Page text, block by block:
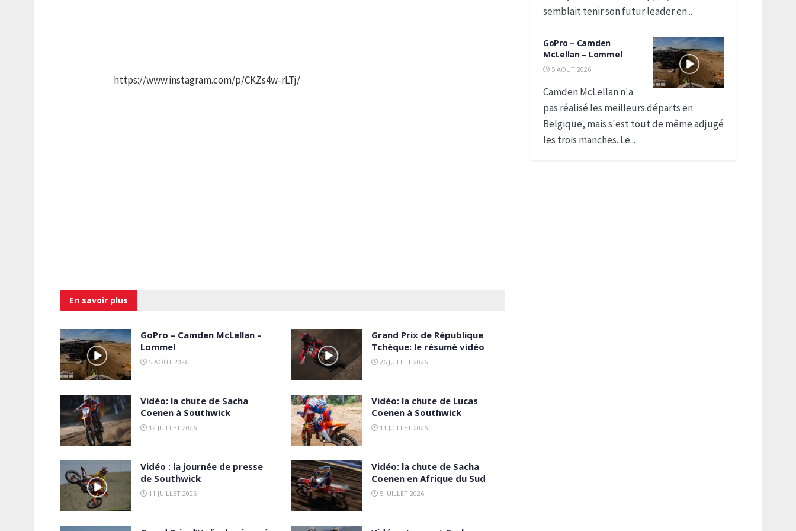
https://www.instagram.com/p/CKZs4w-rLTj/
En savoir plus
GoPro – Camden McLellan –
Lommel
5 AOÛT 2026
Grand Prix de République
Tchèque: le résumé vidéo
26 JUILLET 2026
Vidéo: la chute de Sacha
Coenen à Southwick
12 JUILLET 2026
Vidéo: la chute de Lucas
Coenen à Southwick
11 JUILLET 2026
Vidéo : la journée de presse
de Southwick
11 JUILLET 2026
Vidéo: la chute de Sacha
Coenen en Afrique du Sud
5 JUILLET 2026
semblait tenir son futur leader en...
GoPro – Camden
McLellan – Lommel
5 AOÛT 2026
Camden McLellan n'a
pas réalisé les meilleurs départs en
Belgique, mais s'est tout de même adjugé
les trois manches. Le...